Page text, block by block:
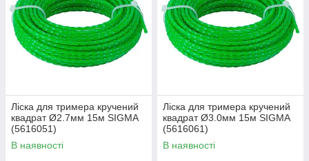
Ліска для тримера кручений
квадрат Ø2.7мм 15м SIGMA
(5616051)
В наявності
Ліска для тримера кручений
квадрат Ø3.0мм 15м SIGMA
(5616061)
В наявності